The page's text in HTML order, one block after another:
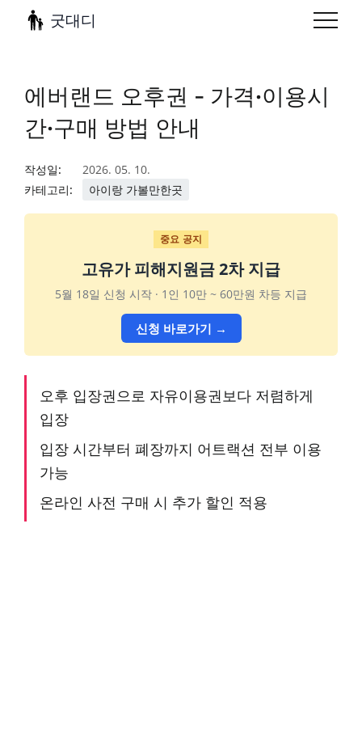
굿대디
에버랜드 오후권 - 가격·이용시
간·구매 방법 안내
작성일:
2026. 05. 10.
카테고리:
아이랑 가볼만한곳
중요 공지
고유가 피해지원금 2차 지급
5월 18일 신청 시작 · 1인 10만 ~ 60만원 차등 지급
신청 바로가기 →
오후 입장권으로 자유이용권보다 저렴하게
입장
입장 시간부터 폐장까지 어트랙션 전부 이용
가능
온라인 사전 구매 시 추가 할인 적용